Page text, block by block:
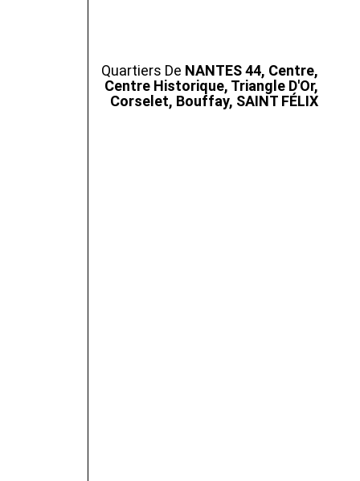
Quartiers De NANTES 44, Centre,
Centre Historique, Triangle D'Or,
Corselet, Bouffay, SAINT FÉLIX